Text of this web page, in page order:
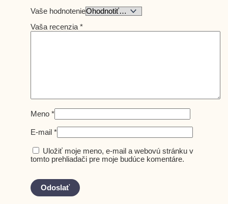
Vaše hodnotenie
Vaša recenzia *
Meno *
E-mail *
Uložiť moje meno, e-mail a webovú stránku v
tomto prehliadači pre moje budúce komentáre.